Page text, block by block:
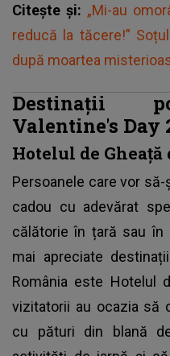
Citește și: „Mi-au
reducă la tăcere!”
după moartea
Destinații
Valentine's Day
Hotelul de Gheață
Persoanele care vor
cadou cu adevărat
călătorie în țară sau în
mai apreciate
România este Hotelul
vizitatorii au ocazia să
cu pături din blană